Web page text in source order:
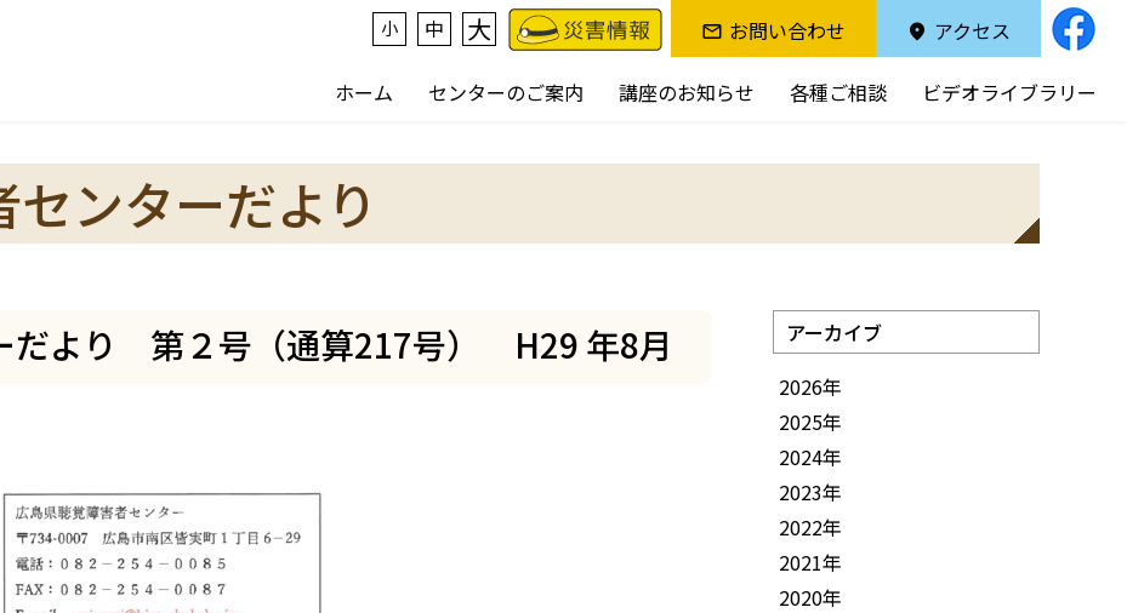
小 中 大 お問い合わせ アクセス
ホーム センターのご案内 講座のお知らせ 各種ご相談 ビデオライブラリー
ンターだより
だより 第２号（通算217号） H29 年8月
アーカイブ
2026年
2025年
2024年
2023年
2022年
2021年
2020年